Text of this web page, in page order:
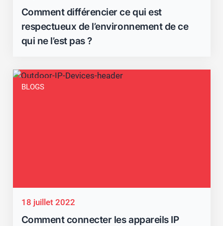
Comment différencier ce qui est
respectueux de l’environnement de ce
qui ne l’est pas ?
BLOGS
18 juillet 2022
Comment connecter les appareils IP